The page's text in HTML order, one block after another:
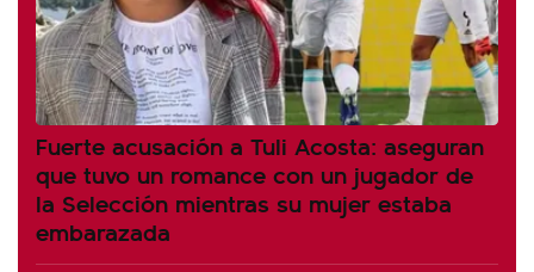
Fuerte acusación a Tuli Acosta: aseguran
que tuvo un romance con un jugador de
la Selección mientras su mujer estaba
embarazada